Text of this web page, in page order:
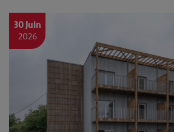
30 Juin
2026